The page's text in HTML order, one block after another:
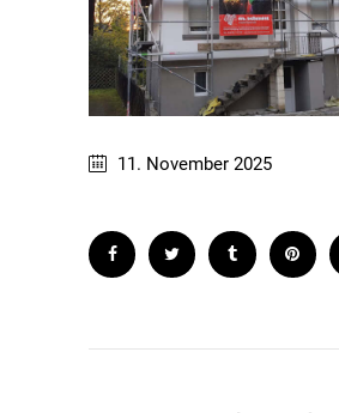
11. November 2025